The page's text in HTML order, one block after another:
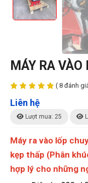
MÁY RA
( 8 đánh
Liên hệ
Lượt mua: 25
Máy ra vào lốp
kẹp thấp (Phân
hợp lý cho những